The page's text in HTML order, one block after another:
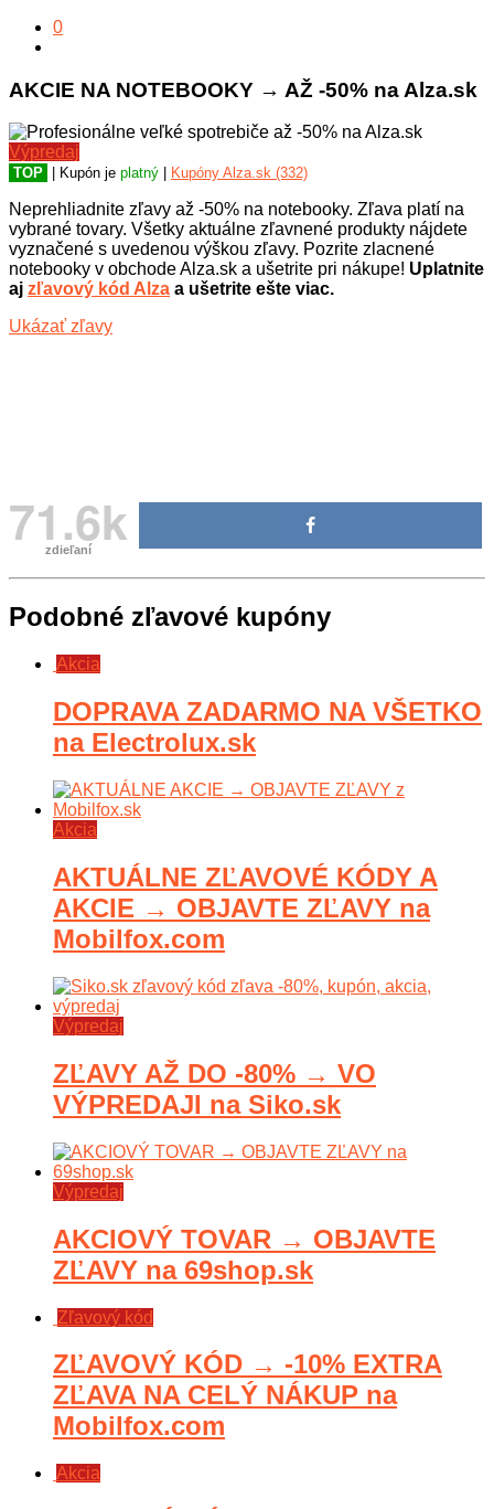
0
AKCIE NA NOTEBOOKY → AŽ -50% na Alza.sk
Výpredaj
TOP | Kupón je platný Kupóny Alza.sk (332)
Neprehliadnite zľavy až -50% na notebooky. Zľava platí na
vybrané tovary. Všetky aktuálne zľavnené produkty nájdete
vyznačené s uvedenou výškou zľavy. Pozrite zlacnené
notebooky v obchode Alza.sk a ušetrite pri nákupe! Uplatnite
aj zľavový kód Alza a ušetrite ešte viac.
Ukázať zľavy
71.6k
zdieľaní
Podobné zľavové kupóny
Akcia
DOPRAVA ZADARMO NA VŠETKO
na Electrolux.sk
Akcia
AKTUÁLNE ZĽAVOVÉ KÓDY A
AKCIE → OBJAVTE ZĽAVY na
Mobilfox.com
Výpredaj
ZĽAVY AŽ DO -80% → VO
VÝPREDAJI na Siko.sk
Výpredaj
AKCIOVÝ TOVAR → OBJAVTE
ZĽAVY na 69shop.sk
Zľavový kód
ZĽAVOVÝ KÓD → -10% EXTRA
ZĽAVA NA CELÝ NÁKUP na
Mobilfox.com
Akcia